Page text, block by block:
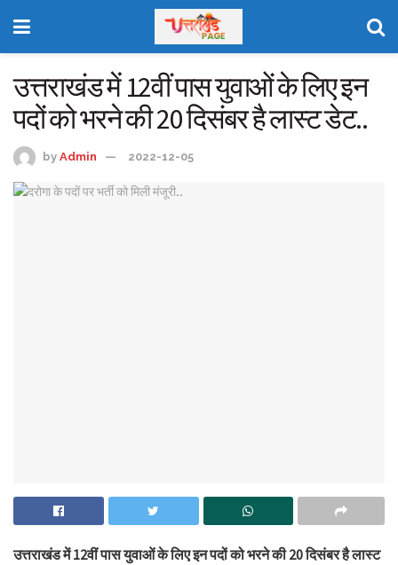
उत्तराखंड में 12वीं पास युवाओं के लिए इन
पदों को भरने की 20 दिसंबर है लास्ट डेट..
by Admin 2022-12-05
उत्तराखंड में 12वीं पास युवाओं के लिए इन पदों को भरने की 20 दिसंबर है लास्ट